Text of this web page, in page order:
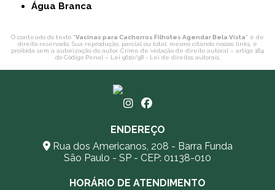
Água Branca
O conteúdo do texto "Vacinas para Cachorros Filhotes Agendar Bela Vista" é de
direito reservado. Sua reprodução, parcial ou total, mesmo citando nossos links, é
proibida sem a autorização do autor. Crime de violação de direito autoral – artigo 184
do Código Penal – Lei 9610/98 - Lei de direitos autorais.
ENDEREÇO
Rua dos Americanos, 208 - Barra Funda
São Paulo - SP - CEP: 01138-010
HORÁRIO DE ATENDIMENTO